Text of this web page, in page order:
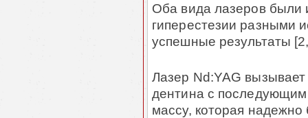
Оба вида лазеров были
гиперестезии разными
успешные результаты
Лазер Nd:YAG
дентина с последующим
массу, которая